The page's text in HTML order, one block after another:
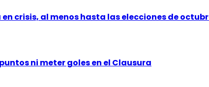
crisis, al menos hasta las elecciones de
ni meter goles en el Clausura